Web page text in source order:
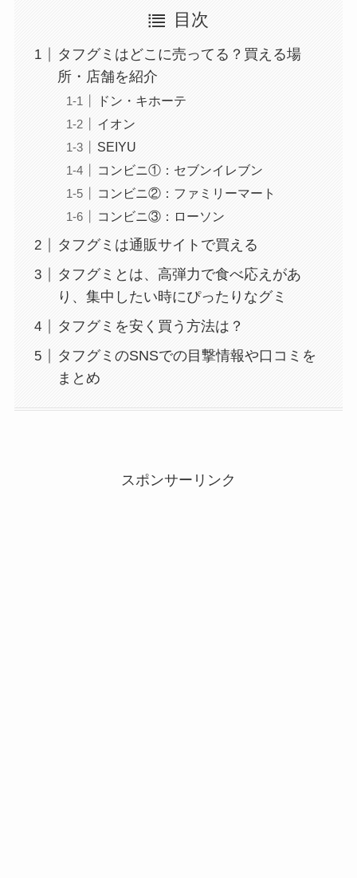
目次
タフグミはどこに売ってる？買える場
所・店舗を紹介
ドン・キホーテ
イオン
SEIYU
コンビニ①：セブンイレブン
コンビニ②：ファミリーマート
コンビニ③：ローソン
タフグミは通販サイトで買える
タフグミとは、高弾力で食べ応えがあ
り、集中したい時にぴったりなグミ
タフグミを安く買う方法は？
タフグミのSNSでの目撃情報や口コミを
まとめ
スポンサーリンク